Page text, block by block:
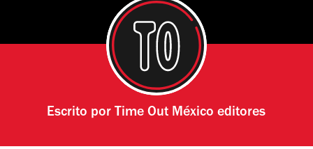
Escrito por Time Out México editores